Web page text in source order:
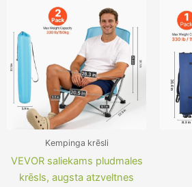
Kempinga krēsli
VEVOR saliekams pludmales
krēsls, augsta atzveltnes
122,09 €.97,89 €.